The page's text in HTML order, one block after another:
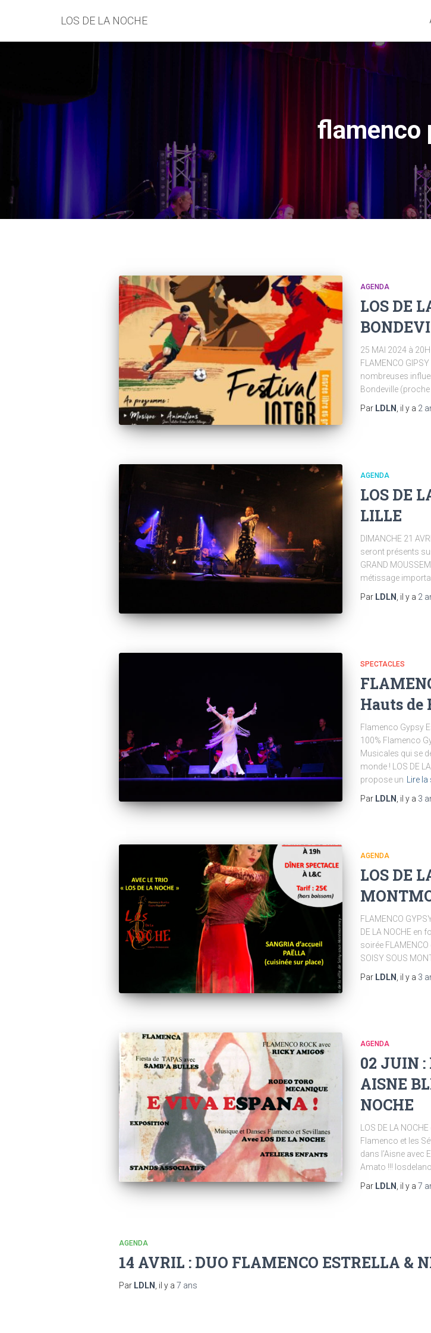
LOS DE LA NOCHE
flamenco
AGENDA
LOS DE
25 MAI 2024 à
FLAMENCO
nombreuses
Bondeville (proche
Par LDLN , il y a 2
AGENDA
LOS DE
LILLE
DIMANCHE 21
seront présents
GRAND
métissage
Par LDLN , il y a 2
SPECTACLES
Hauts de
Flamenco Gypsy
100% Flamenco
Musicales qui se
monde ! LOS DE
propose un
Lire la
Par LDLN , il y a 3
AGENDA
LOS DE
FLAMENCO
DE LA NOCHE en
soirée
SOISY SOUS
Par LDLN , il y a 3
AGENDA
02 JUIN :
AISNE
NOCHE
LOS DE LA
Flamenco et les
dans l’Aisne avec
Amato !!!
Par LDLN , il y a 7
AGENDA
14 AVRIL : DUO FLAMENCO ESTRELLA &
Par LDLN , il y a 7 ans